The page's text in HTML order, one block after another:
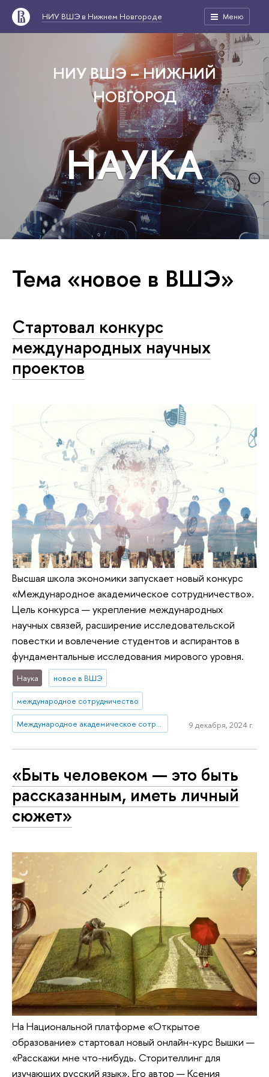
НИУ ВШЭ в Нижнем Новгороде Меню
НИУ ВШЭ – НИЖНИЙ
НОВГОРОД
НАУКА
Тема «новое в ВШЭ»
Cтартовал конкурс
международных научных
проектов
Высшая школа экономики запускает новый конкурс
«Международное академическое сотрудничество».
Цель конкурса — укрепление международных
научных связей, расширение исследовательской
повестки и вовлечение студентов и аспирантов в
фундаментальные исследования мирового уровня.
Наука новое в ВШЭ
международное сотрудничество
Международное академическое сотрудничество 9 декабря, 2024 г.
«Быть человеком — это быть
рассказанным, иметь личный
сюжет»
На Национальной платформе «Открытое
образование» стартовал новый онлайн-курс Вышки —
«Расскажи мне что-нибудь. Сторителлинг для
изучающих русский язык». Его автор — Ксения